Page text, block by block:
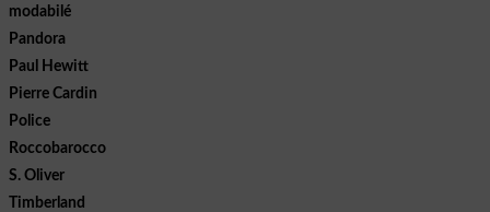
modabilé
Pandora
Paul Hewitt
Pierre Cardin
Police
Roccobarocco
S. Oliver
Timberland